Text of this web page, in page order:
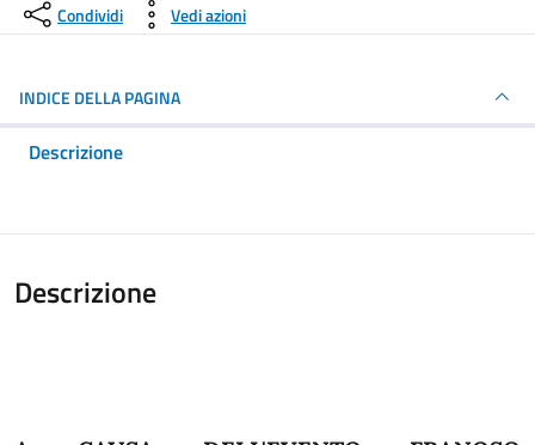
Condividi Vedi azioni
INDICE DELLA PAGINA
Descrizione
Descrizione